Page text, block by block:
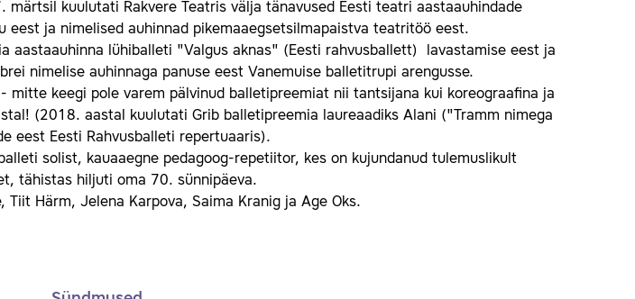
märtsil kuulutati Rakvere Teatris välja tänavused Eesti teatri aastaauhindade
eest ja nimelised auhinnad pikemaaegsetsilmapaistva teatritöö eest.
aastaauhinna lühiballeti "Valgus aknas" (Eesti rahvusballett) lavastamise eest ja
nimelise auhinnaga panuse eest Vanemuise balletitrupi arengusse.
mitte keegi pole varem pälvinud balletipreemiat nii tantsijana kui koreograafina ja
(2018. aastal kuulutati Grib balletipreemia laureaadiks Alani ("Tramm nimega
eest Eesti Rahvusballeti repertuaaris).
solist, kauaaegne pedagoog-repetiitor, kes on kujundanud tulemuslikult
tähistas hiljuti oma 70. sünnipäeva.
Tiit Härm, Jelena Karpova, Saima Kranig ja Age Oks.